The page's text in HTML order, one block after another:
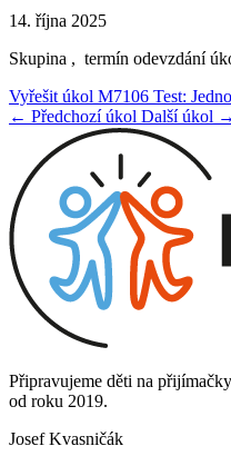
14. října 2025
Skupina , termín odevzdání
Vyřešit úkol M7106 Test:
← Předchozí úkol Další úkol →
Připravujeme děti na přijímačky
od roku 2019.
Josef Kvasničák